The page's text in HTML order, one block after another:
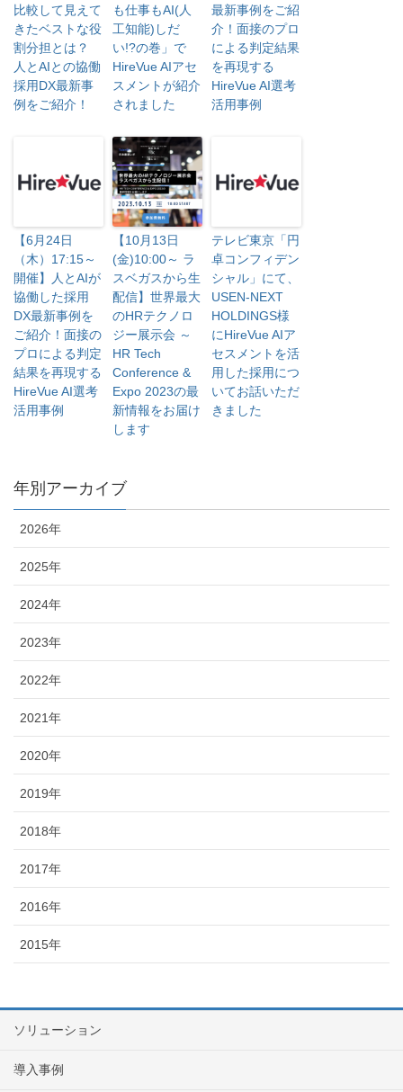
比較して見えて
きたベストな役
割分担とは？
人とAIとの協働
採用DX最新事
例をご紹介！
も仕事もAI(人
工知能)しだ
い!?の巻」で
HireVue AIアセ
スメントが紹介
されました
最新事例をご紹
介！面接のプロ
による判定結果
を再現する
HireVue AI選考
活用事例
【6月24日
（木）17:15～
開催】人とAIが
協働した採用
DX最新事例を
ご紹介！面接の
プロによる判定
結果を再現する
HireVue AI選考
活用事例
【10月13日
(金)10:00～ ラ
スベガスから生
配信】世界最大
のHRテクノロ
ジー展示会 ～
HR Tech
Conference &
Expo 2023の最
新情報をお届け
します
テレビ東京「円
卓コンフィデン
シャル」にて、
USEN-NEXT
HOLDINGS様
にHireVue AIア
セスメントを活
用した採用につ
いてお話いただ
きました
年別アーカイブ
2026年
2025年
2024年
2023年
2022年
2021年
2020年
2019年
2018年
2017年
2016年
2015年
ソリューション
導入事例